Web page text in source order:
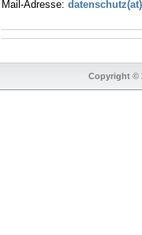
Mail-Adresse:
Copyright ©